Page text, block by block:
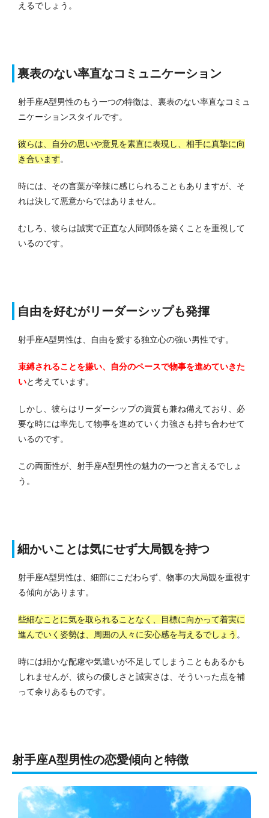
えるでしょう。
裏表のない率直なコミュニケーション
射手座A型男性のもう一つの特徴は、裏表のない率直なコミュ
ニケーションスタイルです。
彼らは、自分の思いや意見を素直に表現し、相手に真摯に向
き合います。
時には、その言葉が辛辣に感じられることもありますが、そ
れは決して悪意からではありません。
むしろ、彼らは誠実で正直な人間関係を築くことを重視して
いるのです。
自由を好むがリーダーシップも発揮
射手座A型男性は、自由を愛する独立心の強い男性です。
束縛されることを嫌い、自分のペースで物事を進めていきた
いと考えています。
しかし、彼らはリーダーシップの資質も兼ね備えており、必
要な時には率先して物事を進めていく力強さも持ち合わせて
いるのです。
この両面性が、射手座A型男性の魅力の一つと言えるでしょ
う。
細かいことは気にせず大局観を持つ
射手座A型男性は、細部にこだわらず、物事の大局観を重視す
る傾向があります。
些細なことに気を取られることなく、目標に向かって着実に
進んでいく姿勢は、周囲の人々に安心感を与えるでしょう 。
時には細かな配慮や気遣いが不足してしまうこともあるかも
しれませんが、彼らの優しさと誠実さは、そういった点を補
って余りあるものです。
射手座A型男性の恋愛傾向と特徴